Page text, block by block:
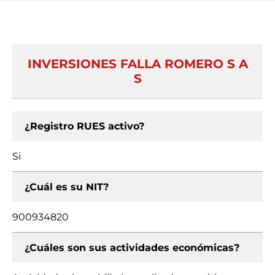
INVERSIONES FALLA ROMERO S A
S
¿Registro RUES activo?
Si
¿Cuál es su NIT?
900934820
¿Cuáles son sus actividades económicas?